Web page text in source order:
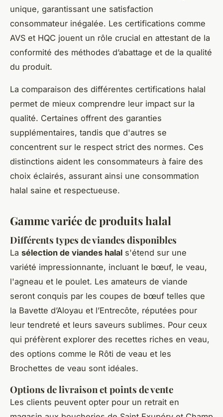
unique, garantissant une satisfaction
consommateur inégalée. Les certifications comme
AVS et HQC jouent un rôle crucial en attestant de la
conformité des méthodes d’abattage et de la qualité
du produit.
La comparaison des différentes certifications halal
permet de mieux comprendre leur impact sur la
qualité. Certaines offrent des garanties
supplémentaires, tandis que d'autres se
concentrent sur le respect strict des normes. Ces
distinctions aident les consommateurs à faire des
choix éclairés, assurant ainsi une consommation
halal saine et respectueuse.
Gamme variée de produits halal
Différents types de viandes disponibles
La sélection de viandes halal s'étend sur une
variété impressionnante, incluant le bœuf, le veau,
l'agneau et le poulet. Les amateurs de viande
seront conquis par les coupes de bœuf telles que
la Bavette d’Aloyau et l’Entrecôte, réputées pour
leur tendreté et leurs saveurs sublimes. Pour ceux
qui préfèrent explorer des recettes riches en veau,
des options comme le Rôti de veau et les
Brochettes de veau sont idéales.
Options de livraison et points de vente
Les clients peuvent opter pour un retrait en